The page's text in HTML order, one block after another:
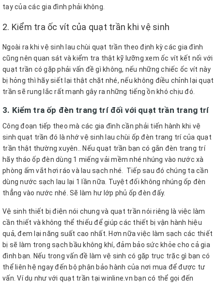
tay của các gia đình phải không.
2. Kiểm tra ốc vít của quạt trần khi vệ sinh
Ngoài ra khi vệ sinh lau chùi quạt trần theo định kỳ các gia đình
cũng nên quan sát và kiểm tra thật kỹ lưỡng xem ốc vít kết nối với
quạt trần có gặp phải vấn đề gì không, nếu những chiếc ốc vít này
bị hỏng thì hãy siết lại thật chặt nhé, nếu không điều chỉnh lại quạt
trần sẽ rung lắc rất mạnh gây ra những tiếng ồn khó chịu đó.
3. Kiểm tra ốp đèn trang trí đối với quạt trần trang trí
Công đoạn tiếp theo mà các gia đình cần phải tiến hành khi vệ
sinh quạt trần đó là nhớ vệ sinh lau chùi ốp đèn trang trí của quạt
trần thật thường xuyên.. Nếu quạt trần bạn có gắn đèn trang trí
hãy tháo ốp đèn dùng 1 miếng vải mềm nhé nhúng vào nước xà
phòng ấm vắt hơi ráo và lau sạch nhé. Tiếp sau đó chúng ta cần
dùng nước sạch lau lại 1 lần nữa. Tuyệt đối không nhúng ốp đèn
thẳng vào nước nhé. Sẽ làm hư lớp phủ ốp đèn đấy.
Vệ sinh thiết bị điện nói chung và quạt trần nói riêng là việc làm
cần thiết và không thể thiếu để giúp các thiết bị vận hành hiệu
quả, đem lại năng suất cao nhất. Hơn nữa việc làm sạch các thiết
bị sẽ làm trong sạch bầu không khí, đảm bảo sức khỏe cho cả gia
đình bạn. Nếu trong vấn đề làm vệ sinh có gặp trục trặc gì bạn có
thể liên hệ ngay đến bộ phận bảo hành của nơi mua để được tư
vấn. Ví dụ như với quạt trần tại winline.vn bạn có thể gọi đến